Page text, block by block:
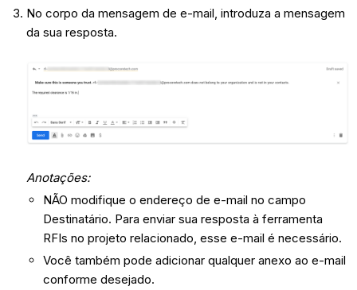
No corpo da mensagem de e-mail, introduza a mensagem
da sua resposta.
Anotações:
NÃO modifique o endereço de e-mail no campo
Destinatário. Para enviar sua resposta à ferramenta
RFIs no projeto relacionado, esse e-mail é necessário.
Você também pode adicionar qualquer anexo ao e-mail
conforme desejado.